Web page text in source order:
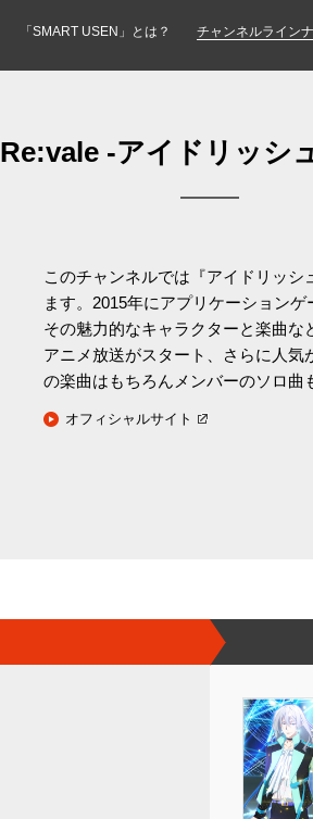
「SMART USEN」とは？ チャンネルライン
Re:vale -アイドリッシ
このチャンネルでは『アイドリッ
ます。2015年にアプリケーション
その魅力的なキャラクターと楽曲な
アニメ放送がスタート、さらに人
の楽曲はもちろんメンバーのソロ曲
オフィシャルサイト